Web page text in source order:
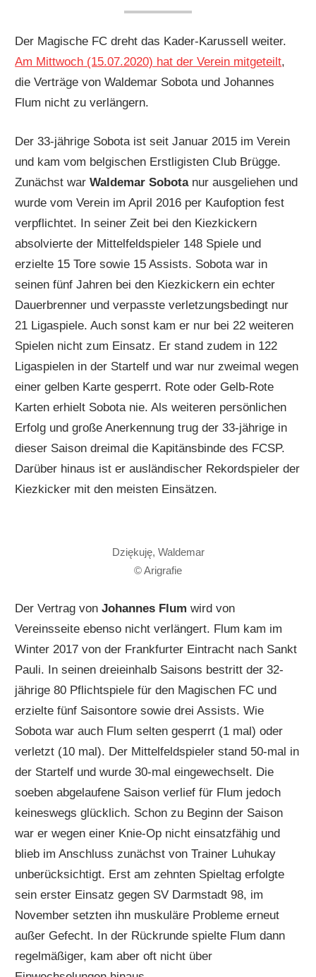
Der Magische FC dreht das Kader-Karussell weiter.
Am Mittwoch (15.07.2020) hat der Verein mitgeteilt,
die Verträge von Waldemar Sobota und Johannes
Flum nicht zu verlängern.
Der 33-jährige Sobota ist seit Januar 2015 im Verein
und kam vom belgischen Erstligisten Club Brügge.
Zunächst warWaldemar Sobotanur ausgeliehen und
wurde vom Verein im April 2016 per Kaufoption fest
verpflichtet. In seiner Zeit bei den Kiezkickern
absolvierte der Mittelfeldspieler 148 Spiele und
erzielte 15 Tore sowie 15 Assists. Sobota war in
seinen fünf Jahren bei den Kiezkickern ein echter
Dauerbrenner und verpasste verletzungsbedingt nur
21 Ligaspiele. Auch sonst kam er nur bei 22 weiteren
Spielen nicht zum Einsatz. Er stand zudem in 122
Ligaspielen in der Startelf und war nur zweimal wegen
einer gelben Karte gesperrt. Rote oder Gelb-Rote
Karten erhielt Sobota nie. Als weiteren persönlichen
Erfolg und große Anerkennung trug der 33-jährige in
dieser Saison dreimal die Kapitänsbinde des FCSP.
Darüber hinaus ist er ausländischer Rekordspieler der
Kiezkicker mit den meisten Einsätzen.
Dziękuję, Waldemar
© Arigrafie
Der Vertrag vonJohannes Flum wird von
Vereinsseite ebenso nicht verlängert. Flum kam im
Winter 2017 von der Frankfurter Eintracht nach Sankt
Pauli. In seinen dreieinhalb Saisons bestritt der 32-
jährige 80 Pflichtspiele für den Magischen FC und
erzielte fünf Saisontore sowie drei Assists. Wie
Sobota war auch Flum selten gesperrt (1 mal) oder
verletzt (10 mal). Der Mittelfeldspieler stand 50-mal in
der Startelf und wurde 30-mal eingewechselt. Die
soeben abgelaufene Saison verlief für Flum jedoch
keineswegs glücklich. Schon zu Beginn der Saison
war er wegen einer Knie-Op nicht einsatzfähig und
blieb im Anschluss zunächst von Trainer Luhukay
unberücksichtigt. Erst am zehnten Spieltag erfolgte
sein erster Einsatz gegen SV Darmstadt 98, im
November setzten ihn muskuläre Probleme erneut
außer Gefecht. In der Rückrunde spielte Flum dann
regelmäßiger, kam aber oft nicht über